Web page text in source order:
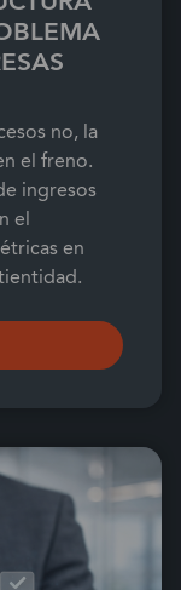
no, la
el freno.
ingresos
el
en